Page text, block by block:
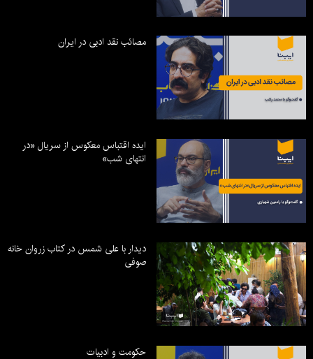
مصائب نقد ادبی در ایران
ایده اقتباس معکوس از سریال «در
انتهای شب»
دیدار با علی شمس در کتاب زروان خانه
صوفی
حکومت و ادبیات